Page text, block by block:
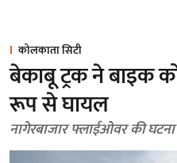
कोलकाता सिटी
बेकाबू ट्रक ने बाइक
रूप से घायल
नागेरबाजार फ्लाईओवर की घटना